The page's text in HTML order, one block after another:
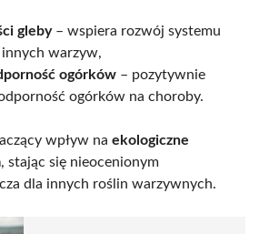
gleby– wspiera rozwój systemu
warzyw,
ogórków – pozytywnie
ogórków na choroby.
wpływ na ekologiczne
, stając się nieocenionym
dla innych roślin warzywnych.